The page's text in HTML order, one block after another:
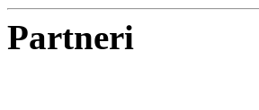
Partneri